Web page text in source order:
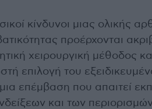
κίνδυνοι μιας ολικής
προέρχονται
χειρουργική μέθοδος
επιλογή του
μια επέμβαση που απαιτεί
και των